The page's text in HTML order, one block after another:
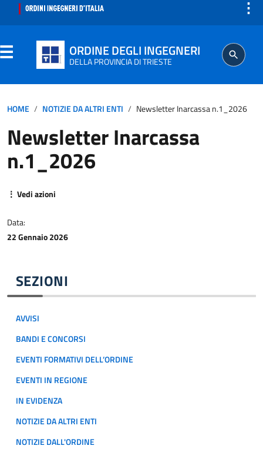
⋮
ORDINE DEGLI INGEGNERI
DELLA PROVINCIA DI TRIESTE
SEGRETERIA
ISCRITTO
PROFESSIONE
AGGIORNAMENTO PROFESSIONALE
HOME NOTIZIE DA ALTRI ENTI Newsletter Inarcassa n.1_2026
Newsletter Inarcassa
n.1_2026
⋮ Vedi azioni
Data:
22 Gennaio 2026
SEZIONI
AVVISI
BANDI E CONCORSI
EVENTI FORMATIVI DELL’ORDINE
EVENTI IN REGIONE
IN EVIDENZA
NOTIZIE DA ALTRI ENTI
NOTIZIE DALL'ORDINE